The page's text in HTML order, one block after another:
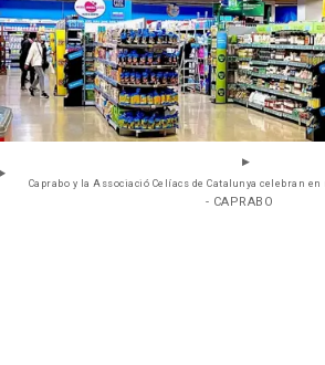
Caprabo y la Associació Celíacs de Catalunya celebran
- CAPRABO